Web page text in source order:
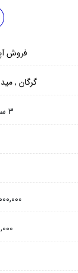
فروش
گرگان ,
3 سال قبل